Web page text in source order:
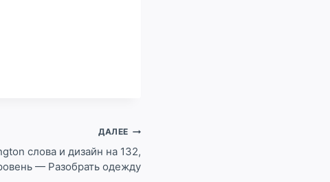
ДАЛЕЕ
слова и дизайн на 132,
— Разобрать одежду